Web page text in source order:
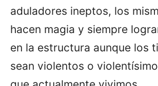
aduladores ineptos, los
hacen magia y siempre
en la estructura aunque los
sean violentos o